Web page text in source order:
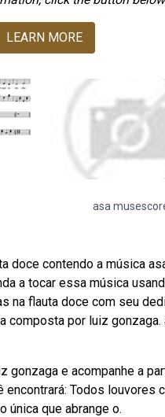
LEARN MORE
asa
doce contendo a música
a tocar essa música
flauta doce com seu
composta por luiz
e acompanhe a
Todos louvores
única que abrange o.